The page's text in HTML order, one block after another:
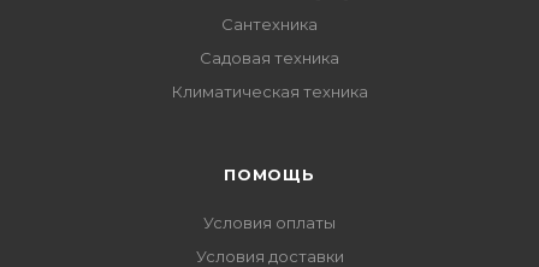
Сантехника
Садовая техника
Климатическая техника
ПОМОЩЬ
Условия оплаты
Условия доставки